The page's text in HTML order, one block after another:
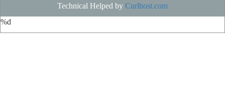
Technical Helped by Curlhost.com
%d